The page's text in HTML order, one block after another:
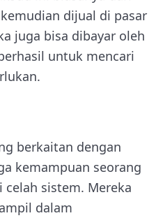
dijual di pasar
juga bisa dibayar oleh
untuk mencari
berkaitan dengan
kemampuan seorang
celah sistem. Mereka
dalam